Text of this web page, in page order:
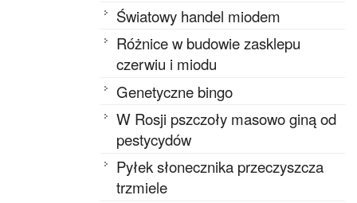
Światowy handel miodem
Różnice w budowie zasklepu
czerwiu i miodu
Genetyczne bingo
W Rosji pszczoły masowo giną od
pestycydów
Pyłek słonecznika przeczyszcza
trzmiele